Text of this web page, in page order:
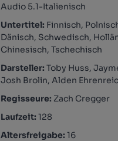
Audio 5.1-Italienisch
Untertitel: Finnisch,
Dänisch, Schwedisch,
Chinesisch, Tschechisch
Darsteller:Toby Huss,
Josh Brolin, Alden
Regisseure: Zach Cregger
Laufzeit:128
Altersfreigabe:16